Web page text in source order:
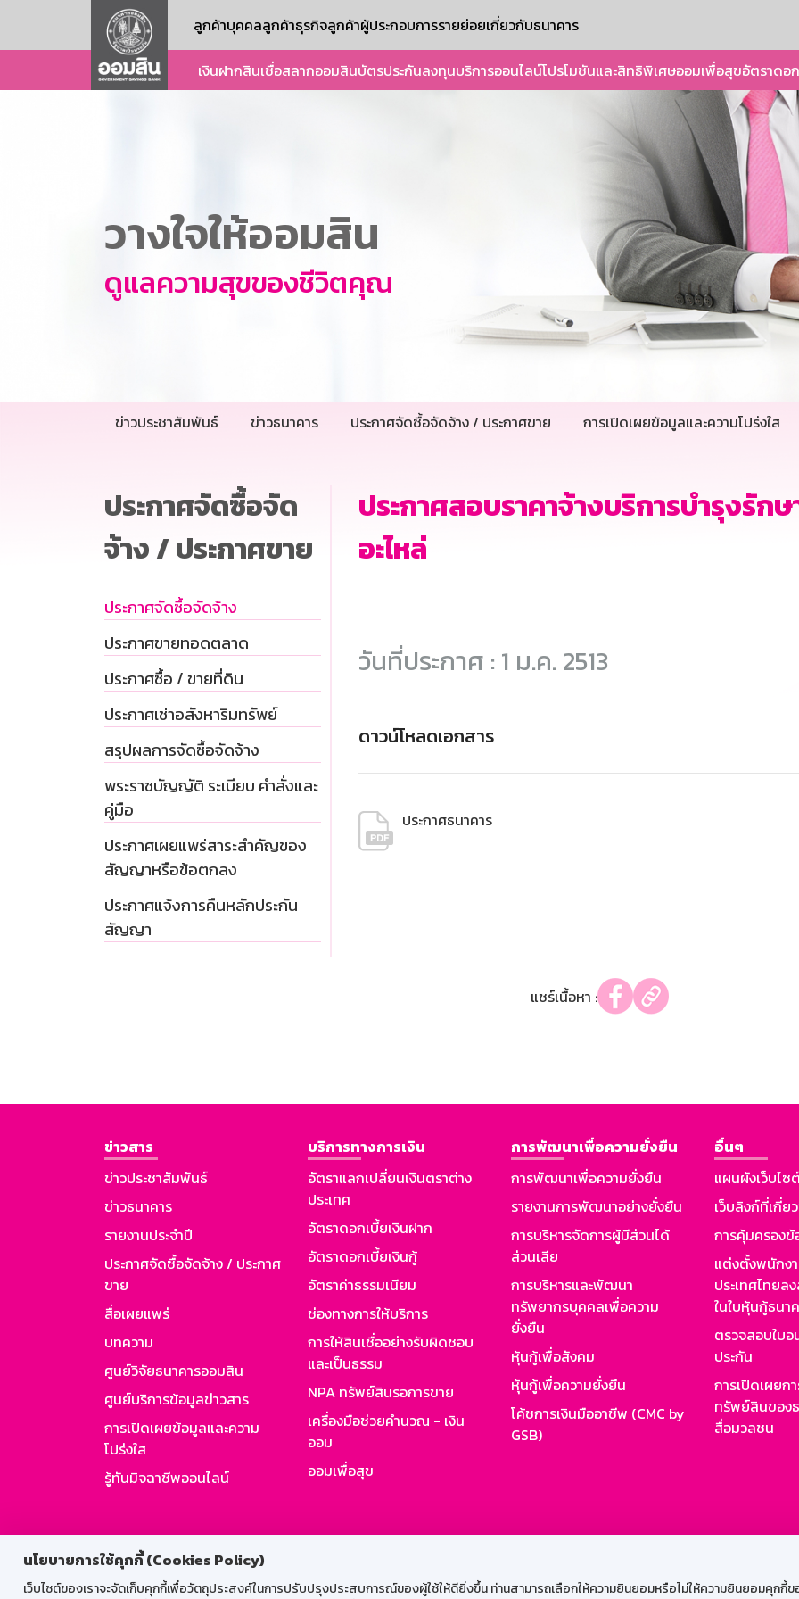
นโยบายการใช้คุกกี้ (Cookies Policy)
เว็บไซต์ของเราจะจัดเก็บคุกกี้เพื่อวัตถุประสงค์ในการปรับปรุงประสบการณ์ของผู้ใช้ให้ดียิ่งขึ้น ท่านสามารถเลือกให้ความยินยอมหรือไม่ให้ความยินยอมคุกกี้ข
ลูกค้าบุคคลลูกค้าธุรกิจลูกค้าผู้ประกอบการรายย่อยเกี่ยวกับธนาคาร
เงินฝากสินเชื่อสลากออมสินบัตรประกันลงทุนบริการออนไลน์โปรโมชันและสิทธิพิเศษออมเพื่อสุขอัตราดอ
วางใจให้ออมสิน
ดูแลความสุขของชีวิตคุณ
ข่าวประชาสัมพันธ์ ข่าวธนาคาร ประกาศจัดซื้อจัดจ้าง / ประกาศขาย การเปิดเผยข้อมูลและความโปร่งใส
ประกาศจัดซื้อจัด
จ้าง / ประกาศขาย
ประกาศจัดซื้อจัดจ้าง
ประกาศขายทอดตลาด
ประกาศซื้อ / ขายที่ดิน
ประกาศเช่าอสังหาริมทรัพย์
สรุปผลการจัดซื้อจัดจ้าง
พระราชบัญญัติ ระเบียบ คำสั่งและ
คู่มือ
ประกาศเผยแพร่สาระสำคัญของ
สัญญาหรือข้อตกลง
ประกาศแจ้งการคืนหลักประกัน
สัญญา
ประกาศสอบราคาจ้างบริการบำรุงรัก
อะไหล่
วันที่ประกาศ : 1 ม.ค. 2513
ดาวน์โหลดเอกสาร
ประกาศธนาคาร
แชร์เนื้อหา :
ข่าวสาร
ข่าวประชาสัมพันธ์
ข่าวธนาคาร
รายงานประจำปี
ประกาศจัดซื้อจัดจ้าง / ประกาศ
ขาย
สื่อเผยแพร่
บทความ
ศูนย์วิจัยธนาคารออมสิน
ศูนย์บริการข้อมูลข่าวสาร
การเปิดเผยข้อมูลและความ
โปร่งใส
รู้ทันมิจฉาชีพออนไลน์
บริการทางการเงิน
อัตราแลกเปลี่ยนเงินตราต่าง
ประเทศ
อัตราดอกเบี้ยเงินฝาก
อัตราดอกเบี้ยเงินกู้
อัตราค่าธรรมเนียม
ช่องทางการให้บริการ
การให้สินเชื่ออย่างรับผิดชอบ
และเป็นธรรม
NPA ทรัพย์สินรอการขาย
เครื่องมือช่วยคำนวณ - เงิน
ออม
ออมเพื่อสุข
การพัฒนาเพื่อความยั่งยืน
การพัฒนาเพื่อความยั่งยืน
รายงานการพัฒนาอย่างยั่งยืน
การบริหารจัดการผู้มีส่วนได้
ส่วนเสีย
การบริหารและพัฒนา
ทรัพยากรบุคคลเพื่อความ
ยั่งยืน
หุ้นกู้เพื่อสังคม
หุ้นกู้เพื่อความยั่งยืน
โค้ชการเงินมืออาชีพ (CMC by
GSB)
อื่นๆ
แผนผังเว็บไซ
เว็บลิงก์ที่เกี่ย
การคุ้มครอง
แต่งตั้งพนักง
ประเทศไทยล
ในใบหุ้นกู้ธนา
ตรวจสอบใบ
ประกัน
การเปิดเผยก
ทรัพย์สินของ
สื่อมวลชน